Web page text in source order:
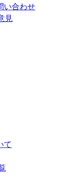
い合わせ
見
て